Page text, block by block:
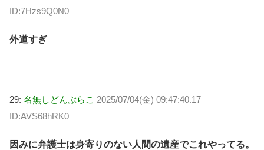
ID:7Hzs9Q0N0
外道すぎ
29: 名無しどんぶらこ 2025/07/04(金) 09:47:40.17
ID:AVS68hRK0
因みに弁護士は身寄りのない人間の遺産でこれやってる。